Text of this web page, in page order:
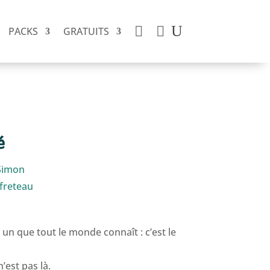
PACKS GRATUITS  
que tout le monde connaît : c’est le
pas là.